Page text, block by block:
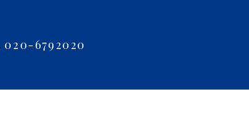
020-6792020